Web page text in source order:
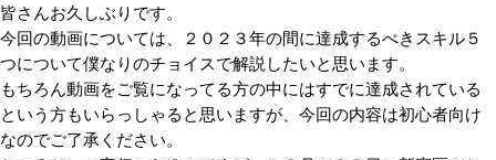
皆さんお久しぶりです。
今回の動画については、２０２３年の間に達成するべきスキル５
つについて僕なりのチョイスで解説したいと思います。
もちろん動画をご覧になってる方の中にはすでに達成されている
という方もいらっしゃると思いますが、今回の内容は初心者向け
なのでご了承ください。